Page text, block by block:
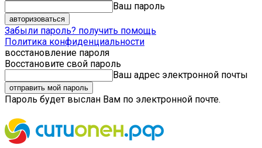
Ваш пароль
Забыли пароль? получить помощь
Политика конфиденциальности
восстановление пароля
Восстановите свой пароль
Ваш адрес электронной почты
Пароль будет выслан Вам по электронной почте.